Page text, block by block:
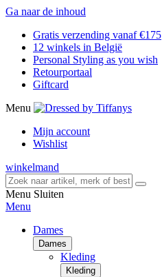
Ga naar de inhoud
Gratis verzending vanaf €175
12 winkels in België
Personal Styling as you wish
Retourportaal
Giftcard
Menu
Mijn account
Wishlist
winkelmand
Menu Sluiten
Menu
Dames
Dames
Kleding
Kleding